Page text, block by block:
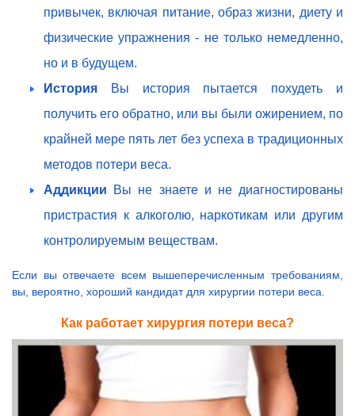
привычек, включая питание, образ жизни, диету и
физические упражнения - не только немедленно,
но и в будущем.
История
Вы история пытается похудеть и
получить его обратно, или вы были ожирением, по
крайней мере пять лет без успеха в традиционных
методов потери веса.
Аддикции
Вы не знаете и не диагностированы
пристрастия к алкоголю, наркотикам или другим
контролируемым веществам.
Если вы отвечаете всем вышеперечисленным требованиям,
вы, вероятно, хороший кандидат для хирургии потери веса.
Как работает хирургия потери веса?